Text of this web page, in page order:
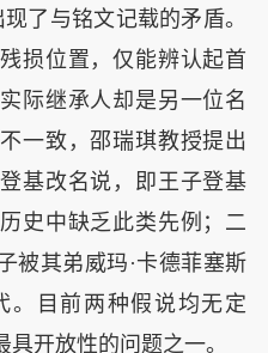
了与铭文记载的矛盾。
损位置，仅能辨认起首
际继承人却是另一位名
一致，邵瑞琪教授提出
基改名说，即王子登基
史中缺乏此类先例；二
被其弟威玛·卡德菲塞斯
。目前两种假说均无定
开放性的问题之一。